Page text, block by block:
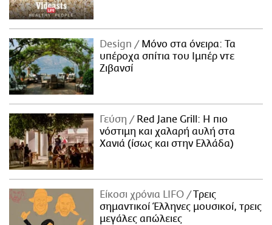
Design
Μόνο στα όνειρα: Τα
υπέροχα σπίτια του Ιμπέρ ντε
Ζιβανσί
Γεύση
Red Jane Grill: Η πιο
νόστιμη και χαλαρή αυλή στα
Χανιά (ίσως και στην Ελλάδα)
Είκοσι χρόνια LIFO
Tρεις
σημαντικοί Έλληνες μουσικοί, τρεις
μεγάλες απώλειες